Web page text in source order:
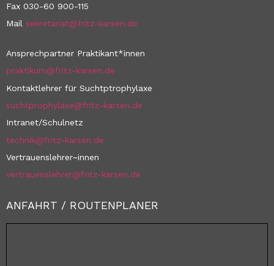
Fax 030-60 900-115
Mail sekretariat@fritz-karsen.de
Ansprechpartner Praktikant*innen
praktikum@fritz-karsen.de
Kontaktlehrer für Suchtptrophylaxe
suchtprophylaxe@fritz-karsen.de
Intranet/Schulnetz
technik@fritz-karsen.de
Vertrauenslehrer~innen
vertrauenslehrer@fritz-karsen.de
ANFAHRT / ROUTENPLANER